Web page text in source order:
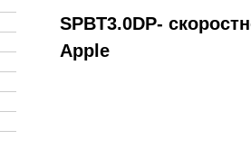
SPBT3.0DP-
Apple